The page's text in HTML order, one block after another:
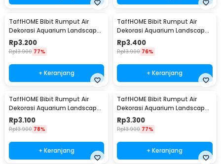
TaffHOME Bibit Rumput Air
Dekorasi Aquarium Landscape
Ornament 10g Big Leaf - H0027
Rp3.200
Rp13.900 77%
+ Keranjang
TaffHOME Bibit Rumput Air
Dekorasi Aquarium Landscape
Ornament 10g Big Fescue -
H0027
Rp3.400
Rp13.900 76%
+ Keranjang
TaffHOME Bibit Rumput Air
Dekorasi Aquarium Landscape
Ornament 10g Lucky Clover -
H0027
Rp3.100
Rp13.900 78%
+ Keranjang
TaffHOME Bibit Rumput Air
Dekorasi Aquarium Landscape
Ornament 10g Small Fescue -
H0027
Rp3.300
Rp13.900 77%
+ Keranjang